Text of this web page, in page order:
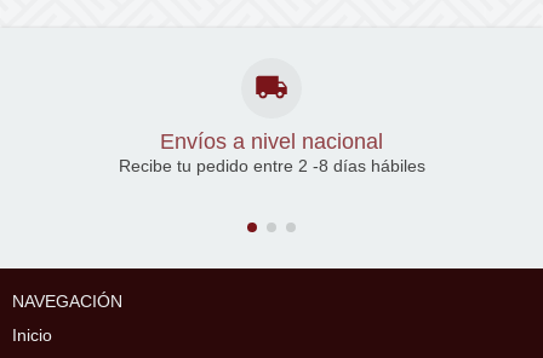
Envíos a nivel nacional
Recibe tu pedido entre 2 -8 días hábiles
NAVEGACIÓN
Inicio